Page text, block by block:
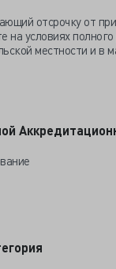
отсрочку от
условиях
местности и в